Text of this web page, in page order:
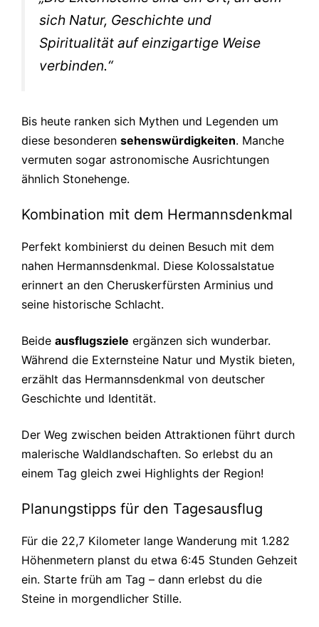
sich Natur, Geschichte und
Spiritualität auf einzigartige Weise
verbinden.“
Bis heute ranken sich Mythen und Legenden um
diese besonderen sehenswürdigkeiten. Manche
vermuten sogar astronomische Ausrichtungen
ähnlich Stonehenge.
Kombination mit dem Hermannsdenkmal
Perfekt kombinierst du deinen Besuch mit dem
nahen Hermannsdenkmal. Diese Kolossalstatue
erinnert an den Cheruskerfürsten Arminius und
seine historische Schlacht.
Beide ausflugsziele ergänzen sich wunderbar.
Während die Externsteine Natur und Mystik bieten,
erzählt das Hermannsdenkmal von deutscher
Geschichte und Identität.
Der Weg zwischen beiden Attraktionen führt durch
malerische Waldlandschaften. So erlebst du an
einem Tag gleich zwei Highlights der Region!
Planungstipps für den Tagesausflug
Für die 22,7 Kilometer lange Wanderung mit 1.282
Höhenmetern planst du etwa 6:45 Stunden Gehzeit
ein. Starte früh am Tag – dann erlebst du die
Steine in morgendlicher Stille.